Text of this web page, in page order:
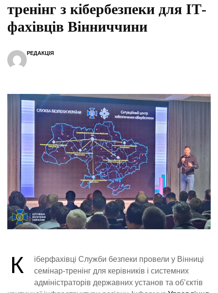
тренінг з кібербезпеки для ІТ-
фахівців Вінниччини
РЕДАКЦІЯ
К
іберфахівці Служби безпеки провели у Вінниці
семінар-тренінг для керівників і системних
адміністраторів державних установ та об’єктів